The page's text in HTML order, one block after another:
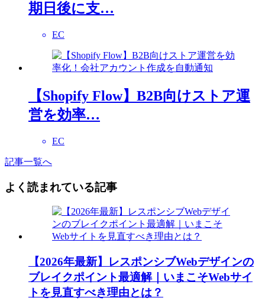
期日後に支…
EC
【Shopify Flow】B2B向けストア運
営を効率…
EC
記事一覧へ
よく読まれている記事
【2026年最新】レスポンシブWebデザインの
ブレイクポイント最適解｜いまこそWebサイ
トを見直すべき理由とは？